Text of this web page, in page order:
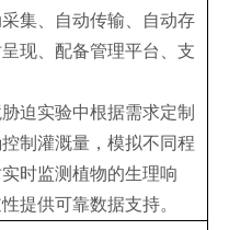
集、自动传输、自动存
现、配备管理平台、支
迫实验中根据需求定制
制灌溉量，模拟不同程
时监测植物的生理响
提供可靠数据支持。